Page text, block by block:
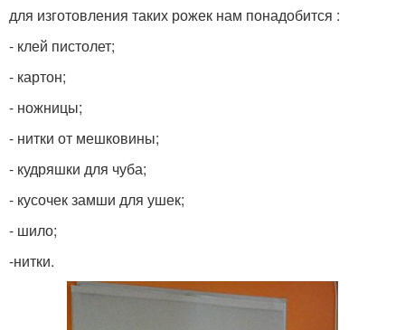
для изготовления таких рожек нам понадобится :
- клей пистолет;
- картон;
- ножницы;
- нитки от мешковины;
- кудряшки для чуба;
- кусочек замши для ушек;
- шило;
-нитки.